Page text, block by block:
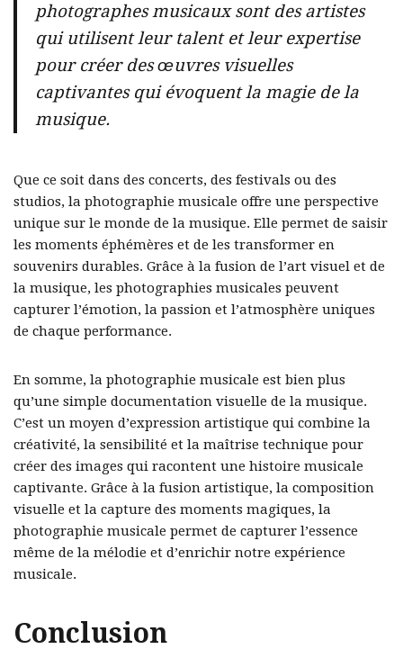
photographes musicaux sont des artistes
qui utilisent leur talent et leur expertise
pour créer des œuvres visuelles
captivantes qui évoquent la magie de la
musique.
Que ce soit dans des concerts, des festivals ou des
studios, la photographie musicale offre une perspective
unique sur le monde de la musique. Elle permet de saisir
les moments éphémères et de les transformer en
souvenirs durables. Grâce à la fusion de l’art visuel et de
la musique, les photographies musicales peuvent
capturer l’émotion, la passion et l’atmosphère uniques
de chaque performance.
En somme, la photographie musicale est bien plus
qu’une simple documentation visuelle de la musique.
C’est un moyen d’expression artistique qui combine la
créativité, la sensibilité et la maîtrise technique pour
créer des images qui racontent une histoire musicale
captivante. Grâce à la fusion artistique, la composition
visuelle et la capture des moments magiques, la
photographie musicale permet de capturer l’essence
même de la mélodie et d’enrichir notre expérience
musicale.
Conclusion